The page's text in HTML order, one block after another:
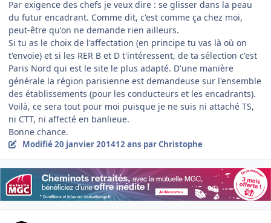
Par exigence des chefs je veux dire : se glisser dans la peau
du futur encadrant. Comme dit, c'est comme ça chez moi,
peut-être qu'on ne demande rien ailleurs.
Si tu as le choix de l'affectation (en principe tu vas là où on
t'envoie) et si les RER B et D t'intéressent, de ta sélection c'est
Paris Nord qui est le site le plus adapté. D'une manière
générale la région parisienne est demandeuse sur l'ensemble
des établissements (pour les conducteurs et les encadrants).
Voilà, ce sera tout pour moi puisque je ne suis ni attaché TS,
ni CTT, ni affecté en banlieue.
Bonne chance.
Modifié20 janvier 201412 ans par Christophe